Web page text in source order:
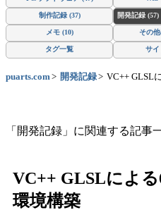
制作記録 (37) 開発記録 (57)
メモ (10) その
タグ一覧 サイ
puarts.com 開発記録 VC++ GLSL
「開発記録」に関連する記事
VC++ GLSLによ
環境構築